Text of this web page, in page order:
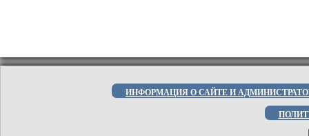
ИНФОРМАЦИЯ О САЙТЕ И